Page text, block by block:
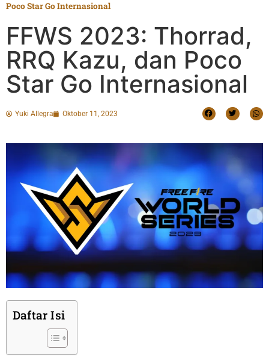
Poco Star Go Internasional
FFWS 2023: Thorrad,
RRQ Kazu, dan Poco
Star Go Internasional
Yuki Allegra Oktober 11, 2023
Daftar Isi